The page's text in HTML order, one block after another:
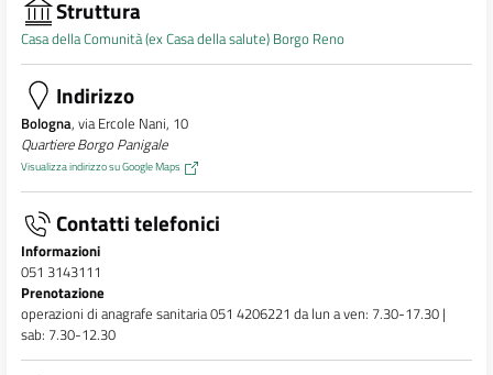
Struttura
Casa della Comunità (ex Casa della salute) Borgo Reno
Indirizzo
Bologna, via Ercole Nani, 10
Quartiere Borgo Panigale
Visualizza indirizzo su Google Maps
Contatti telefonici
Informazioni
051 3143111
Prenotazione
operazioni di anagrafe sanitaria 051 4206221 da lun a ven: 7.30-17.30 |
sab: 7.30-12.30